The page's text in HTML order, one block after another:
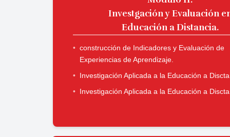
Investgación y Evaluación
Educación a Distancia.
construcción de Indicadores y Evaluación de
Experiencias de Aprendizaje.
Investigación Aplicada a la Educación a
Investigación Aplicada a la Educación a